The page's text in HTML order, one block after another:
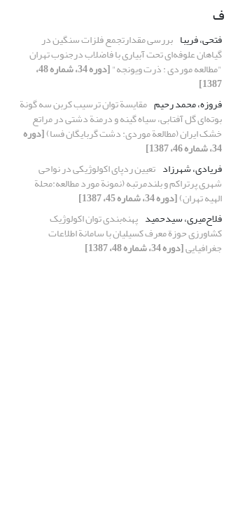
ف
فتحی، فریبا بررسی مقدارتجمع فلزات سنگین در
گیاهان علوفه‌ای تحت آبیاری با فاضلاب درجنوب تهران
"مطالعه موردی : ذرت ویونجه" [دوره 34، شماره 48،
1387]
فروزه، محمد رحیم مقایسة توان ترسیب کربن سه گونة
بوته‌ای گل آفتابی، سیاه گینه و درمنة دشتی در مراتع
خشک ایران (مطالعة موردی: دشت گربایگان فسا)[دوره
34، شماره 46، 1387]
فریادی، شهرزاد تعیین ردپای اکولوژیکی در نواحی
شهری پرتراکم و بلندمرتبه (نمونة مورد مطالعه:محلة
الهیه تهران)[دوره 34، شماره 45، 1387]
فلاح‌میری، سیدحمید پهنه‌بندی توان اکولوژیک
کشاورزی حوزة معرف کسیلیان با سامانة اطلاعات
جغرافیایی[دوره 34، شماره 48، 1387]